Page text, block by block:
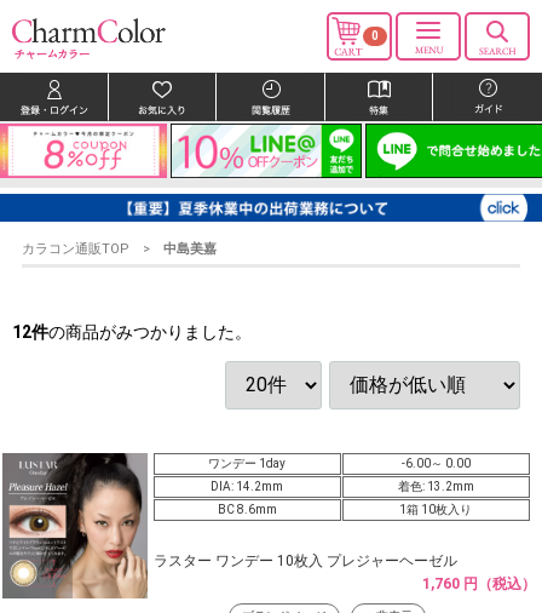
0
カラコン通販TOP 中島美嘉
12件の商品がみつかりました。
ワンデー 1day
-6.00～ 0.00
DIA: 14.2mm
着色: 13.2mm
BC 8.6mm
1箱 10枚入り
ラスター ワンデー 10枚入 プレジャーヘーゼル
1,760 円（税込）